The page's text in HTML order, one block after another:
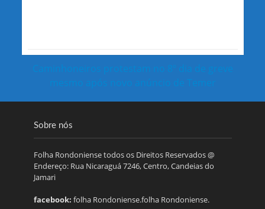
Caminhoneiros protestam no 8º dia de greve
mesmo após novo anúncio de Temer
Sobre nós
Folha Rondoniense todos os Direitos Reservados @
Endereço: Rua Nicaraguá 7246, Centro, Candeias do
Jamari
facebook: folha Rondoniense.folha Rondoniense.